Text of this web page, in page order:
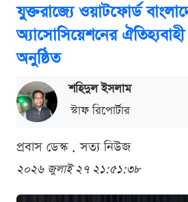
যুক্তরাজ্যে ওয়াটফোর্ড
অ্যাসোসিয়েশনের ঐতিহ্যবাহী
অনুষ্ঠিত
শ‌হিদুল ইসলাম
স্টাফ রিপোর্টার
প্রবাস ডেস্ক . সত্য নিউজ
২০২৬ জুলাই ২৭ ২১:৫১:৩৮